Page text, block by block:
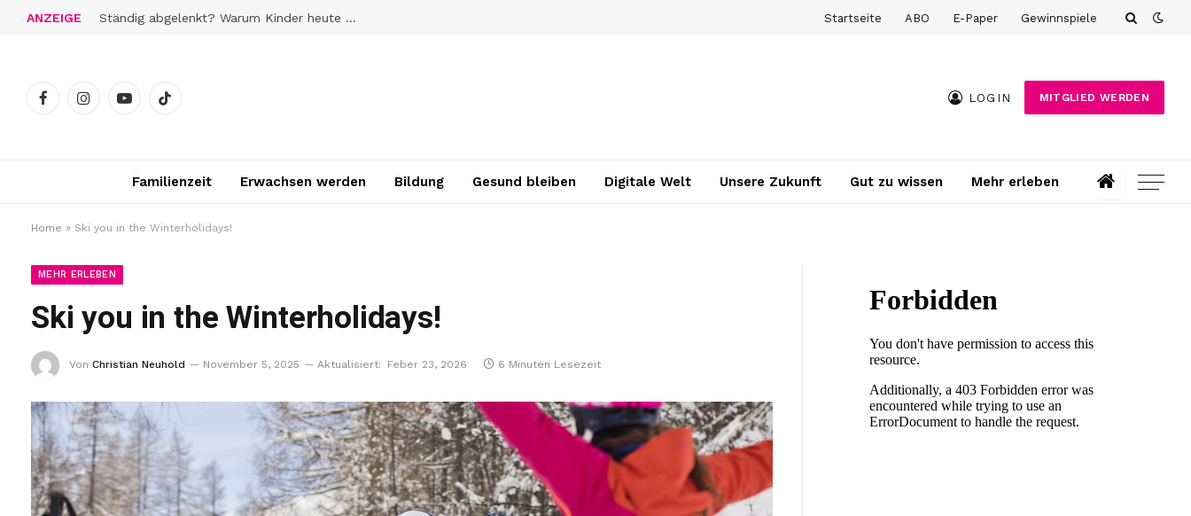
ANZEIGE Ständig abgelenkt? Warum Kinder heute schwerer zur Ruhe finden Startseite ABO E-Paper Gewinnspiele
FacebookInstagramYouTubeTikTok
LOGIN MITGLIED WERDEN
Familienzeit Erwachsen werden Bildung Gesund bleiben Digitale Welt Unsere Zukunft Gut zu wissen Mehr erleben
Home » Ski you in the Winterholidays!
MEHR ERLEBEN
Ski you in the Winterholidays!
Von Christian Neuhold November 5, 2025 Aktualisiert: Feber 23, 2026 6 Minuten Lesezeit